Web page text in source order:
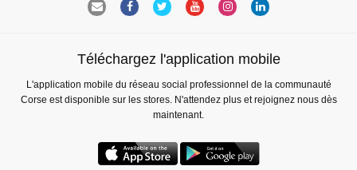
Téléchargez l'application mobile
L'application mobile du réseau social professionnel de la communauté
Corse est disponible sur les stores. N'attendez plus et rejoignez nous dès
maintenant.